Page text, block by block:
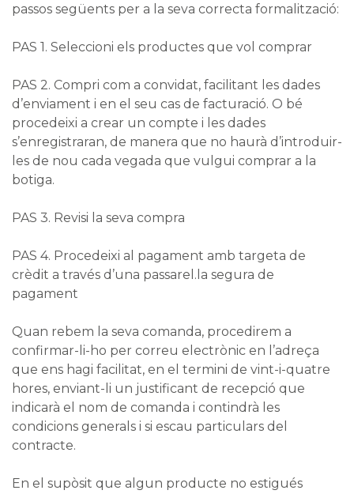
passos següents per a la seva correcta formalització:
PAS 1. Seleccioni els productes que vol comprar
PAS 2. Compri com a convidat, facilitant les dades
d’enviament i en el seu cas de facturació. O bé
procedeixi a crear un compte i les dades
s’enregistraran, de manera que no haurà d’introduir-
les de nou cada vegada que vulgui comprar a la
botiga.
PAS 3. Revisi la seva compra
PAS 4. Procedeixi al pagament amb targeta de
crèdit a través d’una passarel.la segura de
pagament
Quan rebem la seva comanda, procedirem a
confirmar-li-ho per correu electrònic en l’adreça
que ens hagi facilitat, en el termini de vint-i-quatre
hores, enviant-li un justificant de recepció que
indicarà el nom de comanda i contindrà les
condicions generals i si escau particulars del
contracte.
En el supòsit que algun producte no estigués